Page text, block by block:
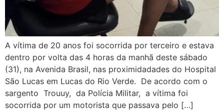
A vítima de 20 anos foi socorrida por terceiro e estava
dentro por volta das 4 horas da manhã deste sábado
(31), na Avenida Brasil, nas proximidadades do Hospital
São Lucas em Lucas do Rio Verde. De acordo com o
sargento Trouuy, da Polícia Militar, a vítima foi
socorrida por um motorista que passava pelo […]